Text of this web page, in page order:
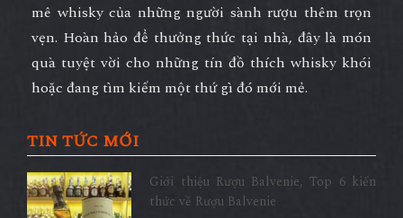
mê whisky của những người sành rượu thêm trọn
vẹn. Hoàn hảo để thưởng thức tại nhà, đây là món
quà tuyệt vời cho những tín đồ thích whisky khói
hoặc đang tìm kiếm một thứ gì đó mới mẻ.
TIN TỨC MỚI
Giới thiệu Rượu Balvenie, Top 6 kiến
thức về Rượu Balvenie